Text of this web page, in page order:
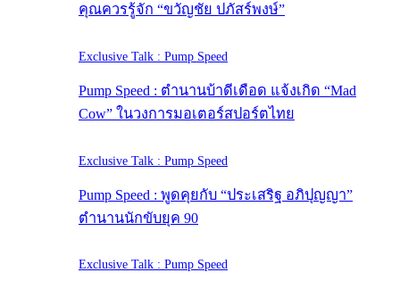
คุณควรรู้จัก “ขวัญชัย ปภัสร์พงษ์”
Exclusive Talk : Pump Speed
Pump Speed : ตำนานบ้าดีเดือด แจ้งเกิด “Mad
Cow” ในวงการมอเตอร์สปอร์ตไทย
Exclusive Talk : Pump Speed
Pump Speed : พูดคุยกับ “ประเสริฐ อภิปุญญา”
ตำนานนักขับยุค 90
Exclusive Talk : Pump Speed